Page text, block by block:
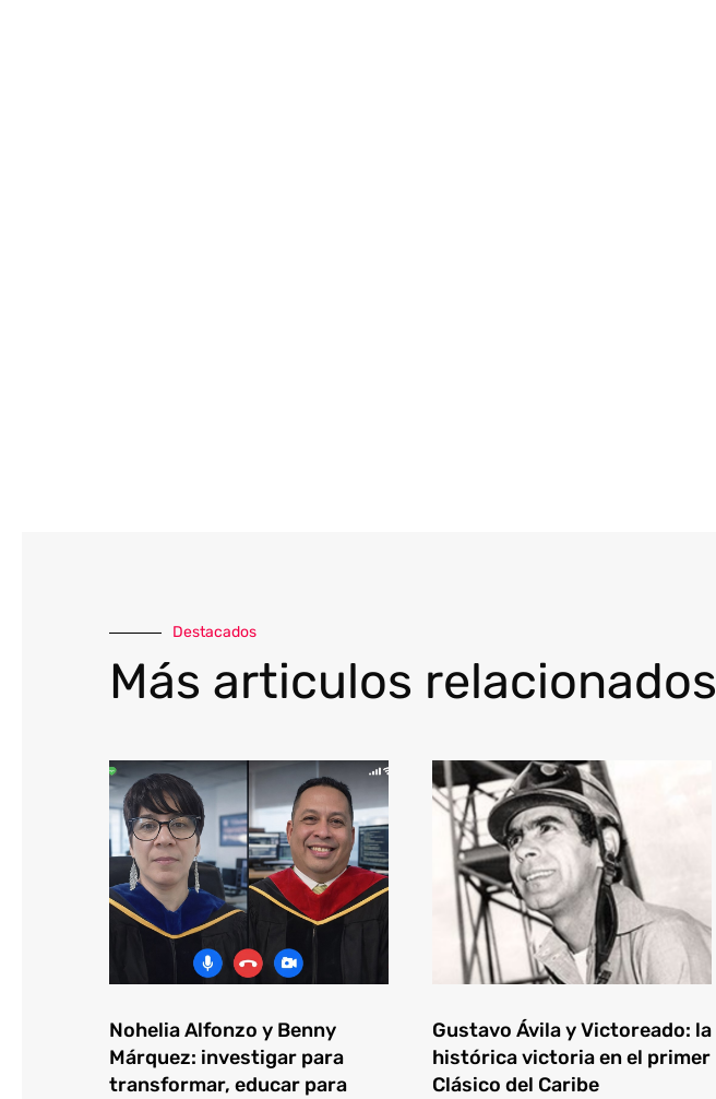
Destacados
Más articulos relacionados
Nohelia Alfonzo y Benny
Márquez: investigar para
transformar, educar para
Gustavo Ávila y Victoreado: la
histórica victoria en el primer
Clásico del Caribe